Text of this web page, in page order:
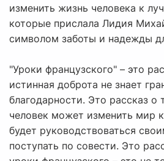
изменить жизнь человека к
которые прислала Лидия
символом заботы и надежды
"Уроки французского" – это
истинная доброта не знает
благодарности. Это рассказ
человек может изменить мир
будет руководствоваться
поступать по совести. Это